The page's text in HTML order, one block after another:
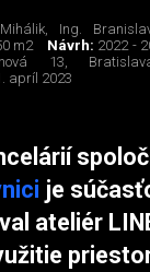
Ing.
m2 Návrh: 2022 -
13,
apríl 2023
je
ateliér